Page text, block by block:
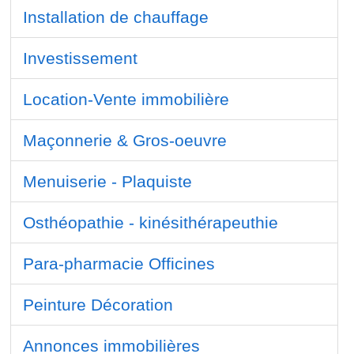
Installation de chauffage
Investissement
Location-Vente immobilière
Maçonnerie & Gros-oeuvre
Menuiserie - Plaquiste
Osthéopathie - kinésithérapeuthie
Para-pharmacie Officines
Peinture Décoration
Annonces immobilières